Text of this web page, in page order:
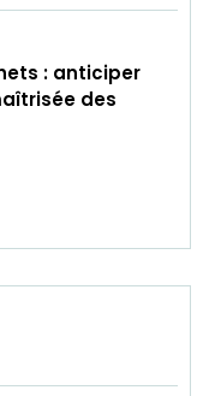
: anticiper
des